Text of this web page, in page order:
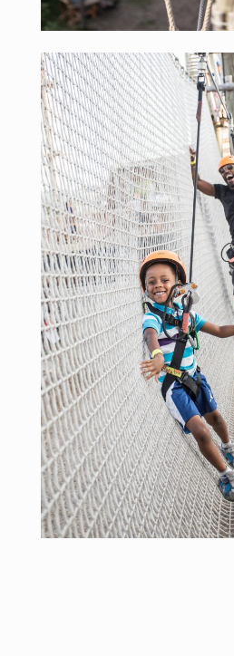
Plan du site
Accueil
Activités Été
FAQ
Tarifs
À propos de Voiles en
Média
Blogue
Emplois
Ne manquez